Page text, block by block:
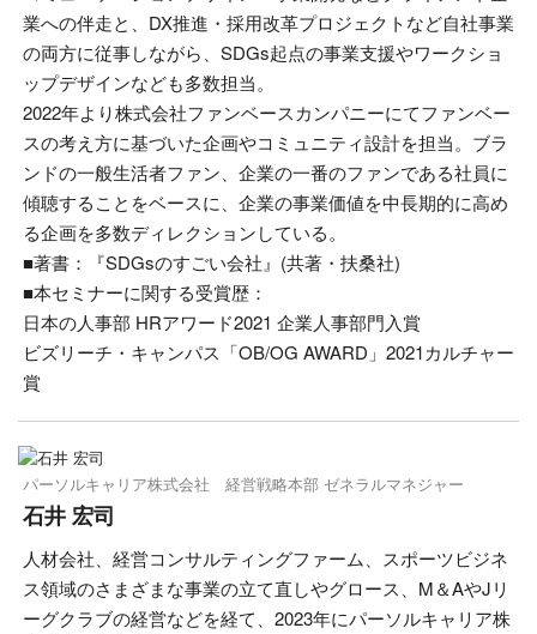
業への伴走と、DX推進・採用改革プロジェクトなど自社事業
の両方に従事しながら、SDGs起点の事業支援やワークショ
ップデザインなども多数担当。
2022年より株式会社ファンベースカンパニーにてファンベー
スの考え方に基づいた企画やコミュニティ設計を担当。ブラ
ンドの一般生活者ファン、企業の一番のファンである社員に
傾聴することをベースに、企業の事業価値を中長期的に高め
る企画を多数ディレクションしている。
■著書：『SDGsのすごい会社』(共著・扶桑社)
■本セミナーに関する受賞歴：
日本の人事部 HRアワード2021 企業人事部門入賞
ビズリーチ・キャンパス「OB/OG AWARD」2021カルチャー
賞
パーソルキャリア株式会社 経営戦略本部 ゼネラルマネジャー
石井 宏司
人材会社、経営コンサルティングファーム、スポーツビジネ
ス領域のさまざまな事業の立て直しやグロース、M＆AやJリ
ーグクラブの経営などを経て、2023年にパーソルキャリア株